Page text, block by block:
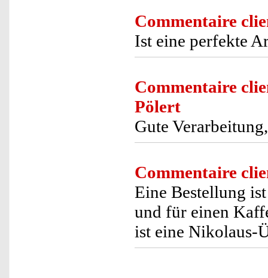
Commentaire
Ist eine perfekte
Commentaire
Pölert
Gute
Commentaire
Eine Bestellung
und für einen
ist eine Nikolaus-